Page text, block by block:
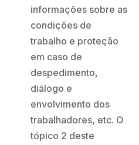
informações sobre as
condições de
trabalho e proteção
em caso de
despedimento,
diálogo e
envolvimento dos
trabalhadores, etc. O
tópico 2 deste